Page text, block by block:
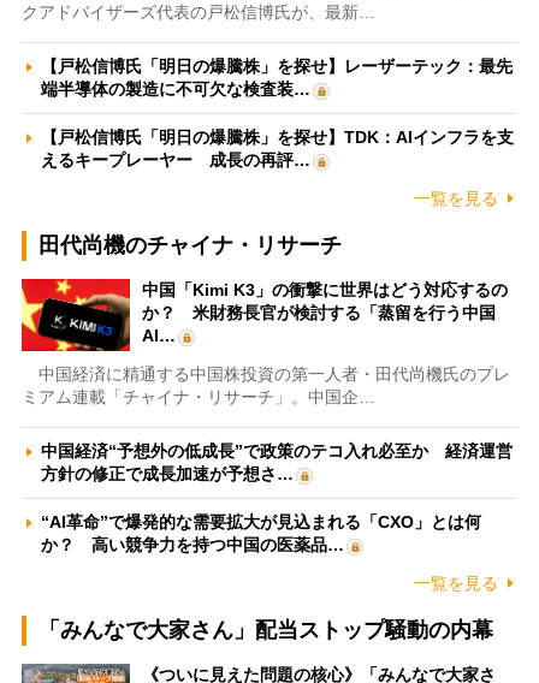
クアドバイザーズ代表の戸松信博氏が、最新…
【戸松信博氏「明日の爆騰株」を探せ】レーザーテック：最先
端半導体の製造に不可欠な検査装…
【戸松信博氏「明日の爆騰株」を探せ】TDK：AIインフラを支
えるキープレーヤー 成長の再評…
一覧を見る
田代尚機のチャイナ・リサーチ
中国「Kimi K3」の衝撃に世界はどう対応するの
か？ 米財務長官が検討する「蒸留を行う中国
AI…
中国経済に精通する中国株投資の第一人者・田代尚機氏のプレ
ミアム連載「チャイナ・リサーチ」。中国企…
中国経済“予想外の低成長”で政策のテコ入れ必至か 経済運営
方針の修正で成長加速が予想さ…
“AI革命”で爆発的な需要拡大が見込まれる「CXO」とは何
か？ 高い競争力を持つ中国の医薬品…
一覧を見る
「みんなで大家さん」配当ストップ騒動の内幕
《ついに見えた問題の核心》「みんなで大家さ